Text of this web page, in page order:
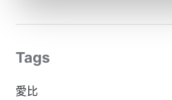
Tags
愛比